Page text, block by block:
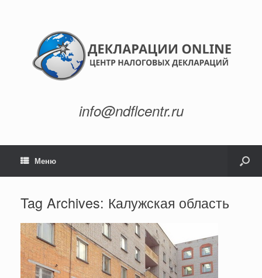
info@ndflcentr.ru
Меню
Tag Archives: Калужская область